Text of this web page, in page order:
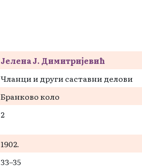
Јелена Ј. Димитријевић
Чланци и други саставни делови
Бранково коло
2
1902.
33–35